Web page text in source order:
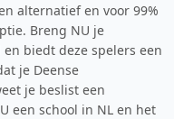
alternatief en voor 99%
Breng NU je
biedt deze spelers een
je Deense
je beslist een
een school in NL en het